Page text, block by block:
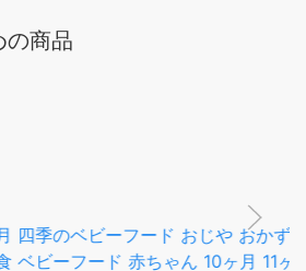
の商品
6個セット パウチ 詰め合わせ 便利
鉄 野菜